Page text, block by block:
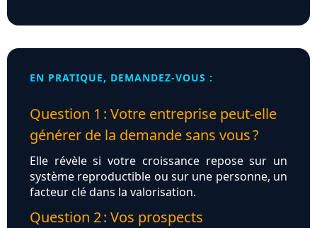
EN PRATIQUE, DEMANDEZ-VOUS :
Question 1 : Votre entreprise peut-elle
générer de la demande sans vous ?
Elle révèle si votre croissance repose sur un
système reproductible ou sur une personne, un
facteur clé dans la valorisation.
Question 2 : Vos prospects